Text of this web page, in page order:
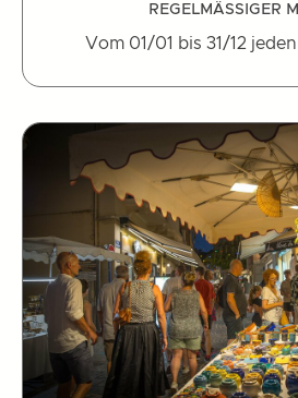
REGELMÄSSIGER
Vom 01/01 bis 31/12